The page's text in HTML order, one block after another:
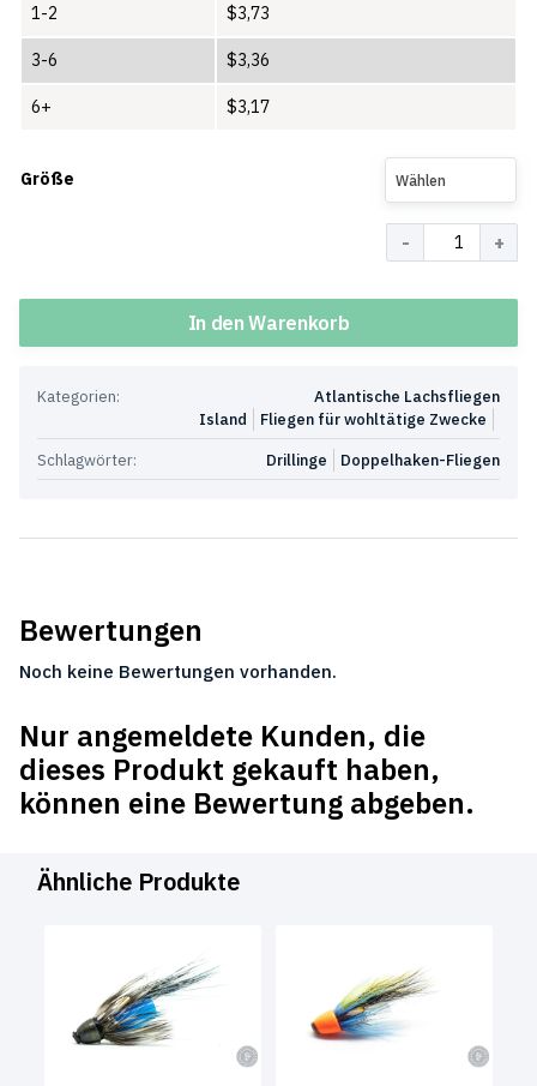
1-2 $3,73
3-6 $3,36
6+ $3,17
Größe Wählen
In den Warenkorb
Kategorien:
Atlantische Lachsfliegen
Fliegen für wohltätige Zwecke
Island
Schlagwörter:
Doppelhaken-Fliegen
Drillinge
Bewertungen
Noch keine Bewertungen vorhanden.
Nur angemeldete Kunden, die
dieses Produkt gekauft haben,
können eine Bewertung abgeben.
Ähnliche Produkte